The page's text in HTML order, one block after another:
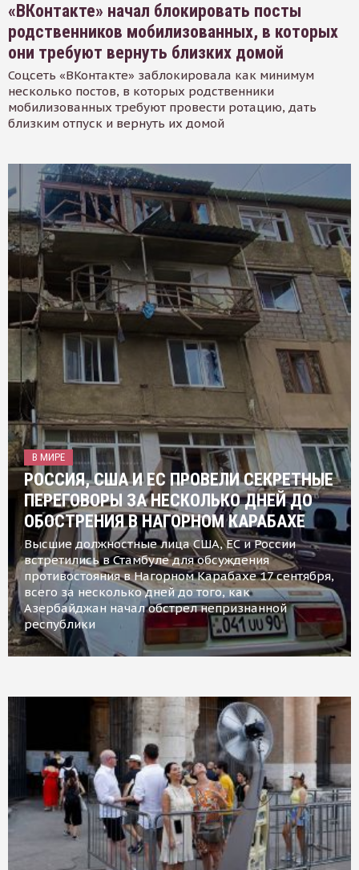
«ВКонтакте» начал блокировать посты
родственников мобилизованных, в которых
они требуют вернуть близких домой
Соцсеть «ВКонтакте» заблокировала как минимум
несколько постов, в которых родственники
мобилизованных требуют провести ротацию, дать
близким отпуск и вернуть их домой
В МИРЕ
РОССИЯ, США И ЕС ПРОВЕЛИ СЕКРЕТНЫЕ
ПЕРЕГОВОРЫ ЗА НЕСКОЛЬКО ДНЕЙ ДО
ОБОСТРЕНИЯ В НАГОРНОМ КАРАБАХЕ
Высшие должностные лица США, ЕС и России
встретились в Стамбуле для обсуждения
противостояния в Нагорном Карабахе 17 сентября,
всего за несколько дней до того, как
Азербайджан начал обстрел непризнанной
республики